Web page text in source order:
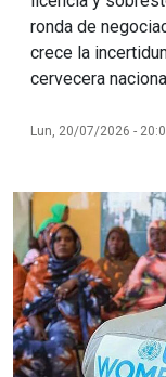
ronda de
crece la
cervecera
Lun, 20/07/2026 -
Imagen